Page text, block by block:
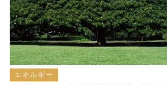
エネルギー